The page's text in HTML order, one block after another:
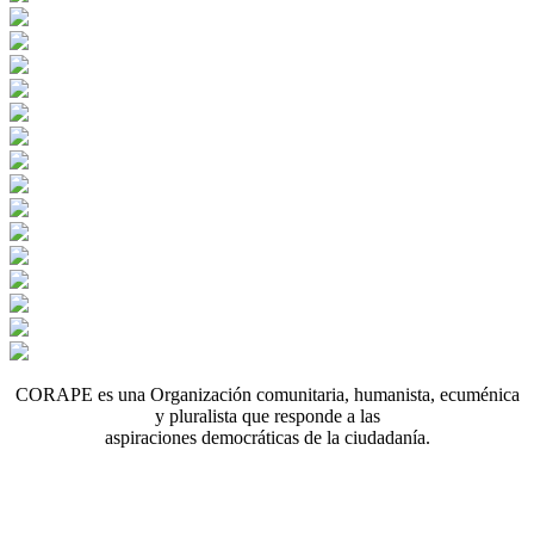
CORAPE es una Organización comunitaria, humanista, ecuménica
y pluralista que responde a las
aspiraciones democráticas de la ciudadanía.